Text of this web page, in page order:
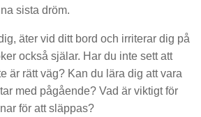
sista dröm.
äter vid ditt bord och irriterar dig på
också själar. Har du inte sett att
är rätt väg? Kan du lära dig att vara
med pågående? Vad är viktigt för
för att släppas?